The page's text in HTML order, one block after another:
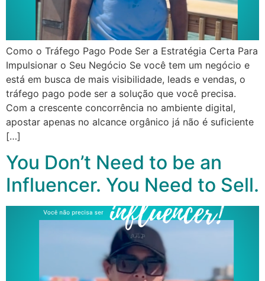
Como o Tráfego Pago Pode Ser a Estratégia Certa Para
Impulsionar o Seu Negócio Se você tem um negócio e
está em busca de mais visibilidade, leads e vendas, o
tráfego pago pode ser a solução que você precisa.
Com a crescente concorrência no ambiente digital,
apostar apenas no alcance orgânico já não é suficiente
[…]
You Don’t Need to be an
Influencer. You Need to Sell.